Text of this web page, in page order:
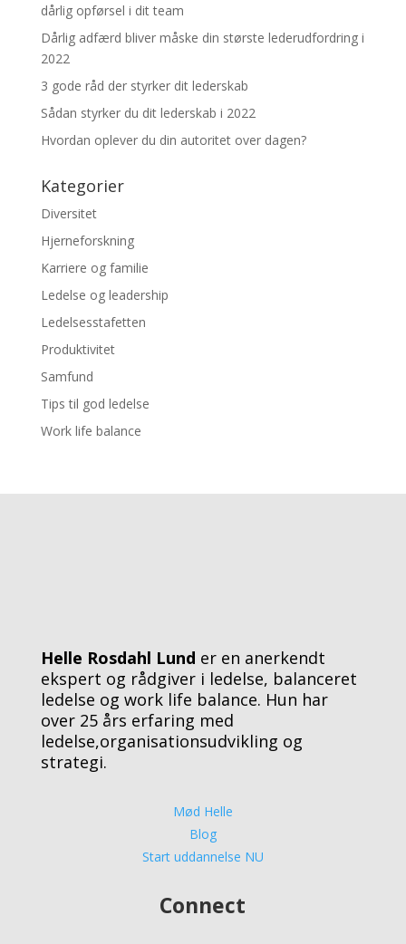
dårlig opførsel i dit team
Dårlig adfærd bliver måske din største lederudfordring i
2022
3 gode råd der styrker dit lederskab
Sådan styrker du dit lederskab i 2022
Hvordan oplever du din autoritet over dagen?
Kategorier
Diversitet
Hjerneforskning
Karriere og familie
Ledelse og leadership
Ledelsesstafetten
Produktivitet
Samfund
Tips til god ledelse
Work life balance
Helle Rosdahl Lund er en anerkendt
ekspert og rådgiver i ledelse, balanceret
ledelse og work life balance. Hun har
over 25 års erfaring med
ledelse,organisationsudvikling og
strategi.
Mød Helle
Blog
Start uddannelse NU
Connect